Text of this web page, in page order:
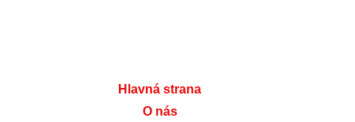
Hlavná strana
O nás